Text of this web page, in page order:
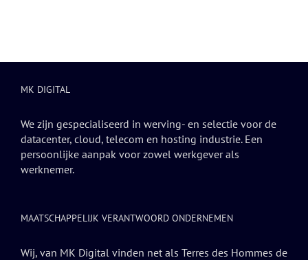
MK DIGITAL
We zijn gespecialiseerd in werving- en selectie voor de
datacenter, cloud, telecom en hosting industrie. Een
persoonlijke aanpak voor zowel werkgever als
werknemer.
MAATSCHAPPELIJK VERANTWOORD ONDERNEMEN
Wij, van MK Digital vinden net als Terres des Hommes de